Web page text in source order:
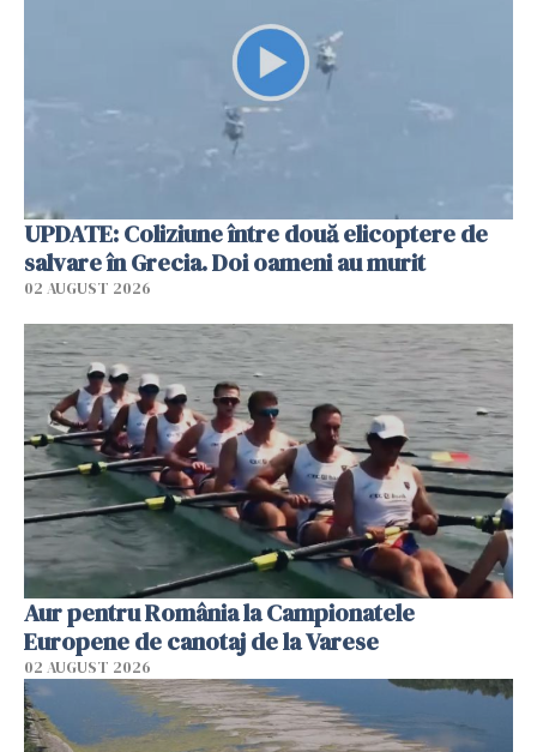
UPDATE: Coliziune între două elicoptere de
salvare în Grecia. Doi oameni au murit
02 AUGUST 2026
Aur pentru România la Campionatele
Europene de canotaj de la Varese
02 AUGUST 2026